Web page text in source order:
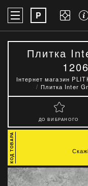
P
Плитка
Інтернет магазин
Плитка Inter
ДО ВИБРАНОГО